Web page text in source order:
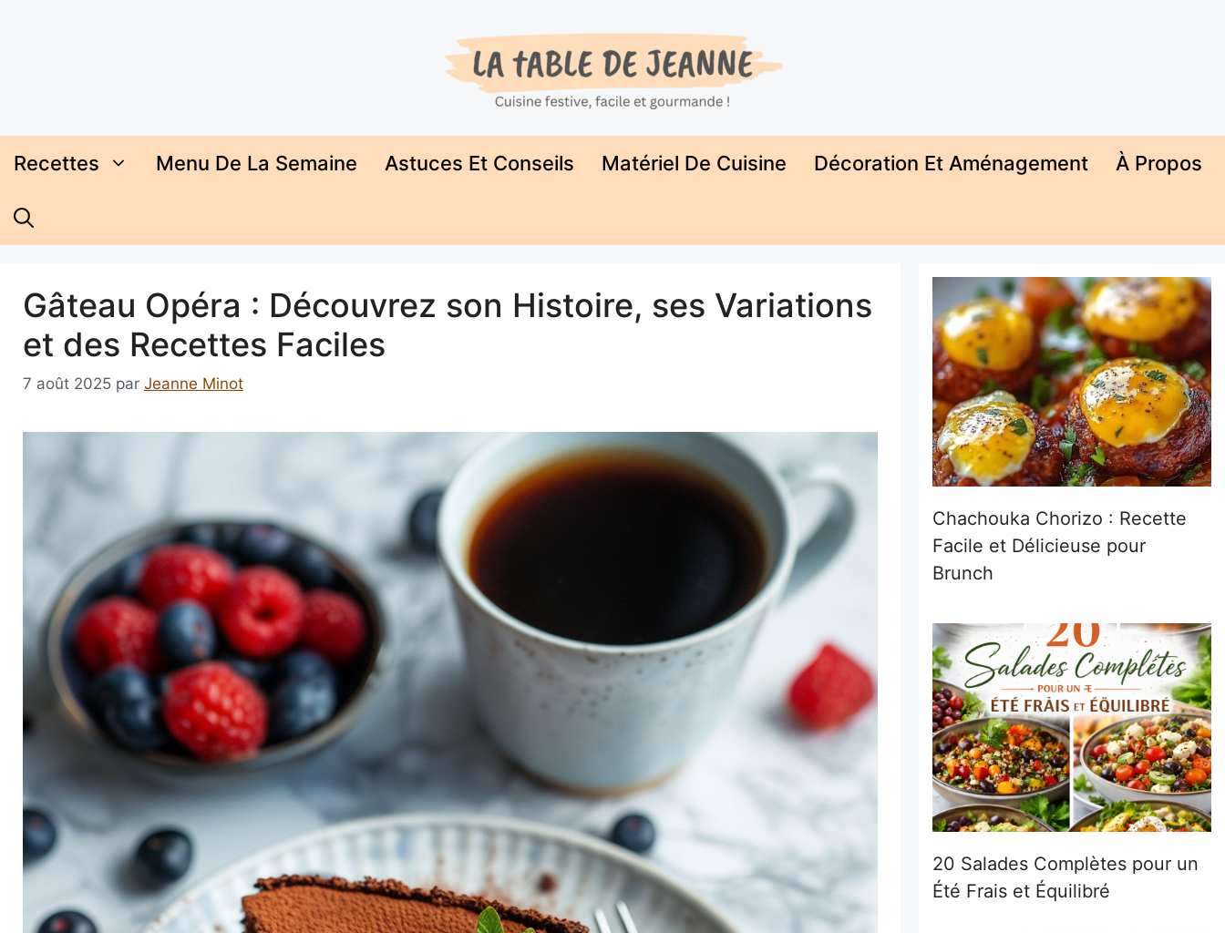
Recettes Menu De La Semaine Astuces Et Conseils Matériel De Cuisine Décoration Et Aménagement À Propos
Gâteau Opéra : Découvrez son Histoire, ses Variations
et des Recettes Faciles
7 août 2025 par Jeanne Minot
Chachouka Chorizo : Recette
Facile et Délicieuse pour
Brunch
20 Salades Complètes pour un
Été Frais et Équilibré